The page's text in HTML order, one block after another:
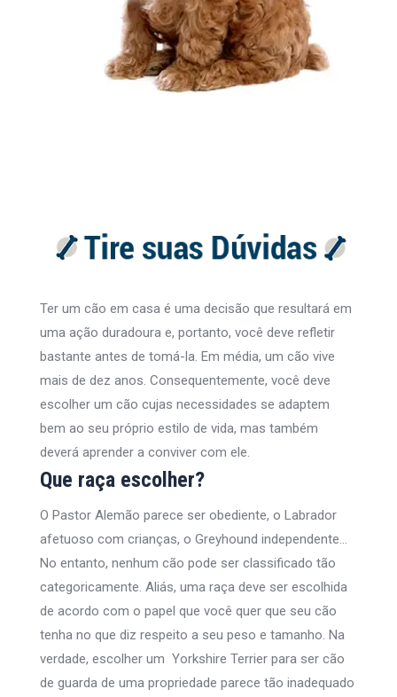
Ter um cão em casa é uma decisão que resultará em
uma ação duradoura e, portanto, você deve refletir
bastante antes de tomá-la. Em média, um cão vive
mais de dez anos. Consequentemente, você deve
escolher um cão cujas necessidades se adaptem
bem ao seu próprio estilo de vida, mas também
deverá aprender a conviver com ele.
Que raça escolher?
O Pastor Alemão parece ser obediente, o Labrador
afetuoso com crianças, o Greyhound independente…
No entanto, nenhum cão pode ser classificado tão
categoricamente. Aliás, uma raça deve ser escolhida
de acordo com o papel que você quer que seu cão
tenha no que diz respeito a seu peso e tamanho. Na
verdade, escolher um Yorkshire Terrier para ser cão
de guarda de uma propriedade parece tão inadequado